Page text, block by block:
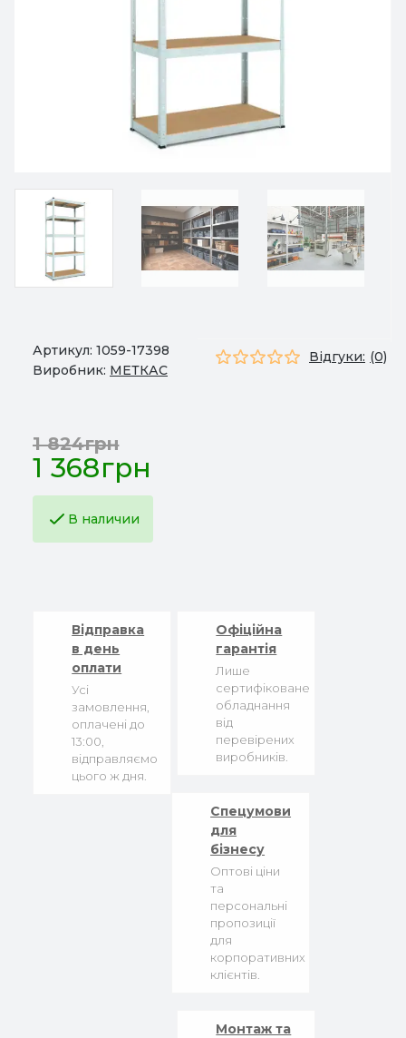
Артикул: 1059-17398
Виробник: МЕТКАС
Відгуки: (0)
1 368грн
1 824грн
В наличии
Відправка
в день
оплати
Усі
замовлення,
оплачені до
13:00,
відправляємо
цього ж дня.
Офіційна
гарантія
Лише
сертифіковане
обладнання
від
перевірених
виробників.
Спецумови
для
бізнесу
Оптові ціни
та
персональні
пропозиції
для
корпоративних
клієнтів.
Монтаж та